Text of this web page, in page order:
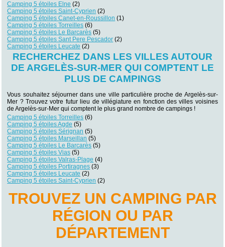
Camping 5 étoiles Elne (2)
Camping 5 étoiles Saint-Cyprien (2)
Camping 5 étoiles Canet-en-Roussillon (1)
Camping 5 étoiles Torreilles (6)
Camping 5 étoiles Le Barcarès (5)
Camping 5 étoiles Sant Pere Pescador (2)
Camping 5 étoiles Leucate (2)
RECHERCHEZ DANS LES VILLES AUTOUR
DE ARGELÈS-SUR-MER QUI COMPTENT LE
PLUS DE CAMPINGS
Vous souhaitez séjourner dans une ville particulière proche de Argelès-sur-
Mer ? Trouvez votre futur lieu de villégiature en fonction des villes voisines
de Argelès-sur-Mer qui comptent le plus grand nombre de campings !
Camping 5 étoiles Torreilles (6)
Camping 5 étoiles Agde (5)
Camping 5 étoiles Sérignan (5)
Camping 5 étoiles Marseillan (5)
Camping 5 étoiles Le Barcarès (5)
Camping 5 étoiles Vias (5)
Camping 5 étoiles Valras-Plage (4)
Camping 5 étoiles Portiragnes (3)
Camping 5 étoiles Leucate (2)
Camping 5 étoiles Saint-Cyprien (2)
TROUVEZ UN CAMPING PAR
RÉGION OU PAR
DÉPARTEMENT